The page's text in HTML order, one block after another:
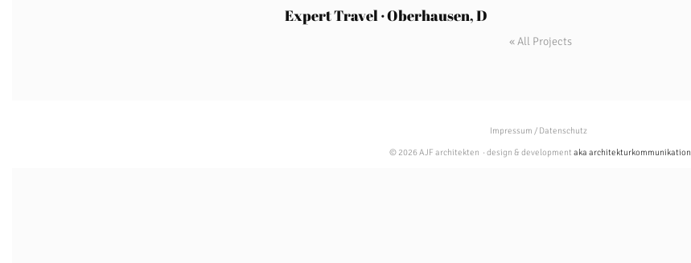
Expert Travel · Oberhausen, D
« All Projects
Impressum / Datenschutz
© 2026 AJF architekten · design & developmentaka architekturkommunikation